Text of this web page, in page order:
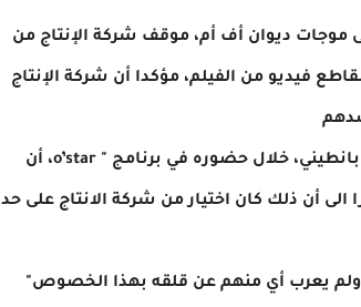
ديوان أف أم، موقف شركة الإنتاج من
فيديو من الفيلم، مؤكدا أن شركة الإنتاج
و ردا على الانتقادات التي وجهت للصورة التسويقية للفيلم أكد القوبانطيني، خلال حضوره في برنامج " o’star، أن
أن ذلك كان اختيار من شركة الانتاج على حد
ولم يعرب أي منهم عن قلقه بهذا الخصوص"